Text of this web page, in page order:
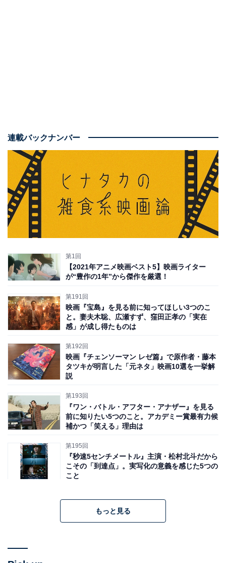
連載バックナンバー
第1回
【2021年アニメ映画ベスト5】映画ライター
が“豊作の1年”から傑作を厳選！
第191回
映画『宝島』を見る前に知ってほしい3つのこ
と。妻夫木聡、広瀬すず、窪田正孝の「実在
感」が成し得たものは
第192回
映画『チェンソーマン レゼ篇』で原作者・藤本
タツキが明言した「元ネタ」映画10選を一挙解
説
第193回
『ワン・バトル・アフター・アナザー』を見る
前に知りたい5つのこと。アカデミー賞最有力候
補かつ「笑える」理由は
第195回
『秒速5センチメートル』主演・松村北斗だから
こその「到達点」。実写化の意義を感じた5つの
こと
もっと見る